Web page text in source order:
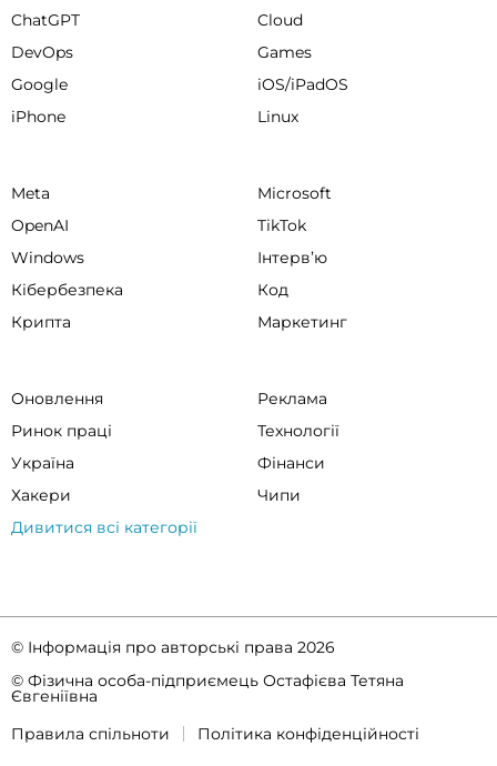
ChatGPT
Cloud
DevOps
Games
Google
iOS/iPadOS
iPhone
Linux
Meta
Microsoft
OpenAI
TikTok
Windows
Інтервʼю
Кібербезпека
Код
Крипта
Маркетинг
Оновлення
Реклама
Ринок праці
Технології
Україна
Фінанси
Хакери
Чипи
Дивитися всі категорії
© Інформація про авторські права 2026
© Фізична особа-підприємець Остафієва Тетяна
Євгеніївна
Правила спільноти
Політика конфіденційності